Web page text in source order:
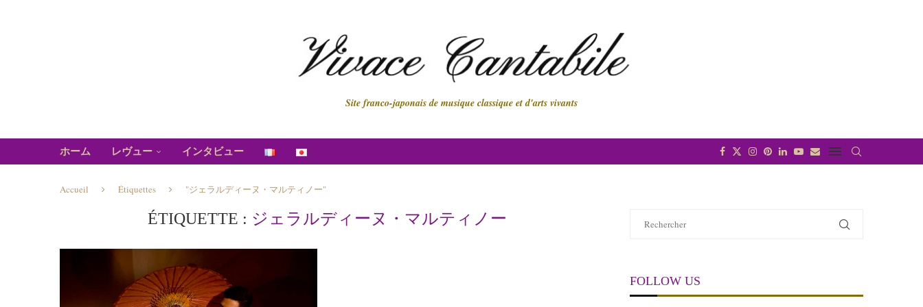
Site franco-japonais de musique classique et d'arts vivants
ホーム レヴュー インタビュー
Accueil Étiquettes "ジェラルディーヌ・マルティノー"
ÉTIQUETTE : ジェラルディーヌ・マルティノー
FOLLOW US